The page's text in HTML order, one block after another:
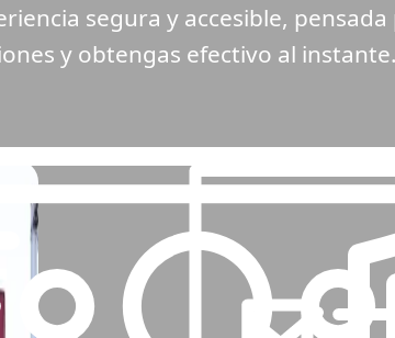
segura y accesible,
y obtengas efectivo al instante.